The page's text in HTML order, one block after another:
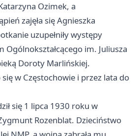
Ozimek, a
zajęła się Agnieszka
uzupełniły występy
Ogólnokształcącego im. Juliusza
Doroty Marlińskiej.
się w Częstochowie i przez lata do
się 1 lipca 1930 roku w
Rozenblat. Dzieciństwo